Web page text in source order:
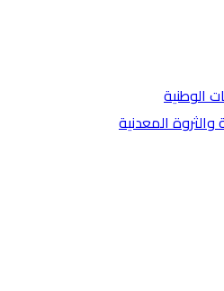
الوطنية
والثروة المعدنية